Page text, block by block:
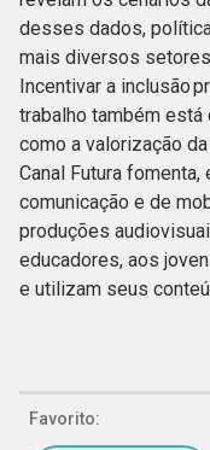
desses dados,
mais diversos
Incentivar a inclusão
trabalho também
como a valorização
Canal Futura
comunicação e de
produções
educadores, aos
e utilizam seus
Favorito: